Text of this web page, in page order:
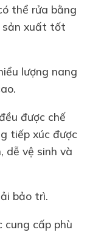
thể rửa bằng
sản xuất tốt
lượng nang
được chế
tiếp xúc được
dễ vệ sinh và
bảo trì.
cung cấp phù